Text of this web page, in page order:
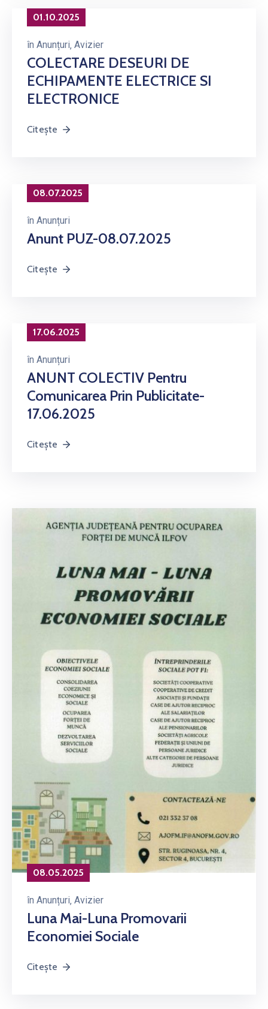
01.10.2025
în Anunțuri‚ Avizier
COLECTARE DESEURI DE
ECHIPAMENTE ELECTRICE SI
ELECTRONICE
Citește
08.07.2025
în Anunțuri
Anunt PUZ-08.07.2025
Citește
17.06.2025
în Anunțuri
ANUNT COLECTIV Pentru
Comunicarea Prin Publicitate-
17.06.2025
Citește
08.05.2025
în Anunțuri Avizier
Luna Mai-Luna Promovarii
Economiei Sociale
Citește